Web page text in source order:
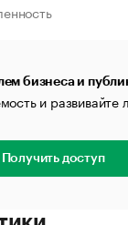
бизнеса и
и развивайте
Получить доступ